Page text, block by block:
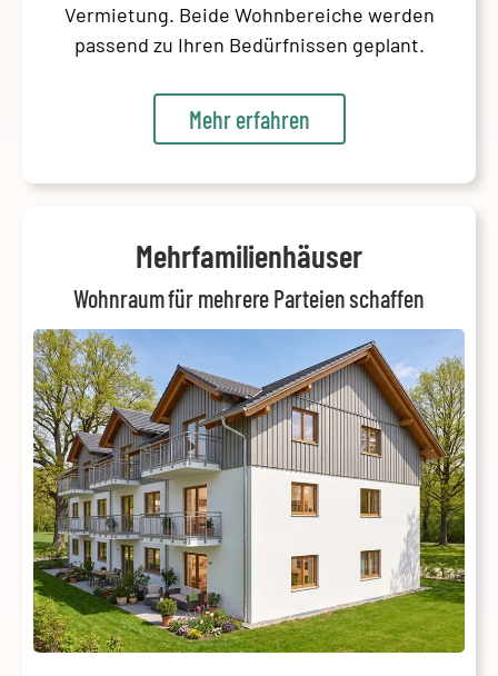
Vermietung. Beide Wohnbereiche werden
passend zu Ihren Bedürfnissen geplant.
Mehr erfahren
Mehrfamilienhäuser
Wohnraum für mehrere Parteien schaffen